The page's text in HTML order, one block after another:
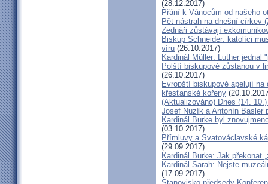
(28.12.2017)
Přání k Vánocům od našeho
Pět nástrah na dnešní církev
Zednáři zůstávají
Biskup Schneider: katolíci
víru (26.10.2017)
Kardinál Müller: Luther jednal
Polští biskupové zůstanou v
(26.10.2017)
Evropští biskupové apelují
křesťanské kořeny
(Aktualizováno) Dnes (14.
Josef Nuzík a Antonín Basler
Kardinál Burke byl
(03.10.2017)
Přímluvy a Svatováclavské
(29.09.2017)
Kardinál Burke: Jak překonat
Kardinál Sarah: Nejste
(17.09.2017)